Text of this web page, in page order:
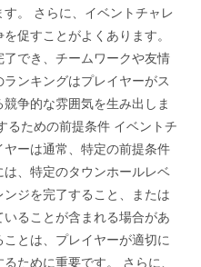
。 さらに、イベントチャレ
促すことがよくあります。
でき、チームワークや友情
ンキングはプレイヤーがス
争的な雰囲気を生み出しま
るための前提条件 イベントチ
ーは通常、特定の前提条件
、特定のタウンホールレベ
ジを完了すること、または
ることが含まれる場合があ
とは、プレイヤーが適切に
ために重要です。 さらに、